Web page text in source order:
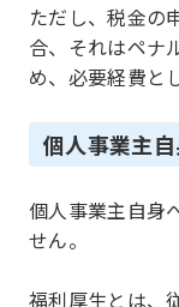
ただし、税金の
合、それはペナ
め、必要経費と
個人事業主
個人事業主自身
せん。
福利厚生とは、